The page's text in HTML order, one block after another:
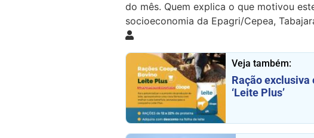
do mês. Quem explica o que motivou
socioeconomia da Epagri/Cepea,
Veja também:
Ração exclusiva
‘Leite Plus’